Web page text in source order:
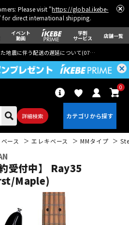
Please visit "https://global.ikebe-
for direct international shipping.
イベント
動画
学割
サービス 店舗一覧
た地震に伴う配送の遅延について(07月29日
詳細検索
0
アコギ/エレアコ
ベース エレキベース MMタイプ
受付中】 Ray35
Maple)